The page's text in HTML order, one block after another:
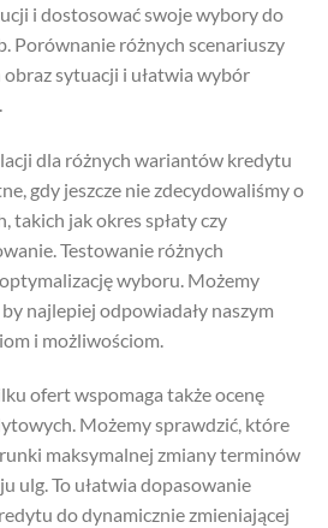
i dostosować swoje wybory do
Porównanie różnych scenariuszy
sytuacji i ułatwia wybór
dla różnych wariantów kredytu
gdy jeszcze nie zdecydowaliśmy o
takich jak okres spłaty czy
Testowanie różnych
wyboru. Możemy
najlepiej odpowiadały naszym
i możliwościom.
ofert wspomaga także ocenę
Możemy sprawdzić, które
maksymalnej zmiany terminów
ulg. To ułatwia dopasowanie
do dynamicznie zmieniającej